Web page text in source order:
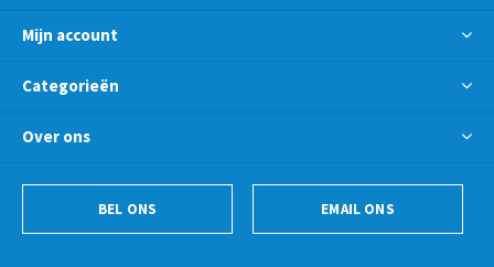
Mijn account
Categorieën
Over ons
BEL ONS EMAIL ONS